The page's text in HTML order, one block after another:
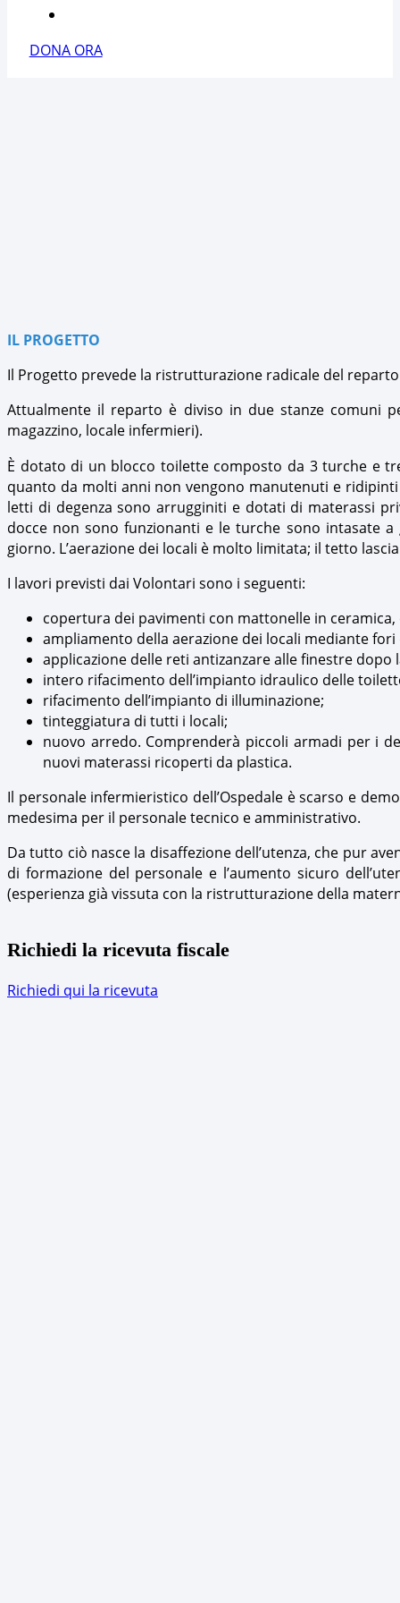
DONA ORA
IL PROGETTO
Il Progetto prevede la ristrutturazione radicale del reparto
Attualmente il reparto è diviso in due stanze comuni
magazzino, locale infermieri).
È dotato di un blocco toilette composto da 3 turche e
quanto da molti anni non vengono manutenuti e ridipinti
letti di degenza sono arrugginiti e dotati di materassi
docce non sono funzionanti e le turche sono intasate
giorno. L’aerazione dei locali è molto limitata; il tetto
I lavori previsti dai Volontari sono i seguenti:
copertura dei pavimenti con mattonelle in
ampliamento della aerazione dei locali mediante
applicazione delle reti antizanzare alle finestre
intero rifacimento dell’impianto idraulico delle
rifacimento dell’impianto di illuminazione;
tinteggiatura di tutti i locali;
nuovo arredo. Comprenderà piccoli armadi per i
nuovi materassi ricoperti da plastica.
Il personale infermieristico dell’Ospedale è scarso e
medesima per il personale tecnico e amministrativo.
Da tutto ciò nasce la disaffezione dell’utenza, che pur
di formazione del personale e l’aumento sicuro
(esperienza già vissuta con la ristrutturazione della
Richiedi la ricevuta fiscale
Richiedi qui la ricevuta